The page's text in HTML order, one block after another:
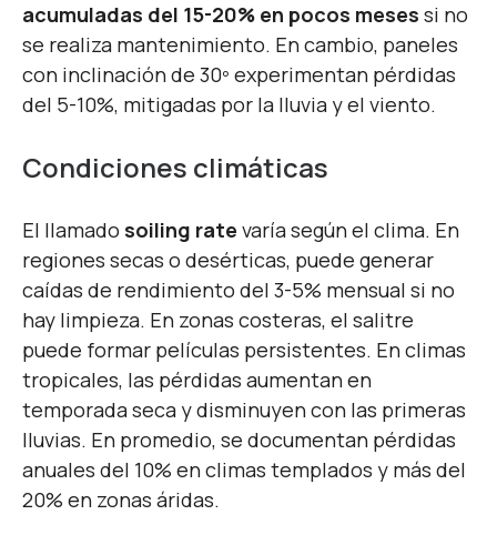
acumuladas del 15-20% en pocos meses si no
se realiza mantenimiento. En cambio, paneles
con inclinación de 30º experimentan pérdidas
del 5-10%, mitigadas por la lluvia y el viento.
Condiciones climáticas
El llamado soiling rate varía según el clima. En
regiones secas o desérticas, puede generar
caídas de rendimiento del 3-5% mensual si no
hay limpieza. En zonas costeras, el salitre
puede formar películas persistentes. En climas
tropicales, las pérdidas aumentan en
temporada seca y disminuyen con las primeras
lluvias. En promedio, se documentan pérdidas
anuales del 10% en climas templados y más del
20% en zonas áridas.